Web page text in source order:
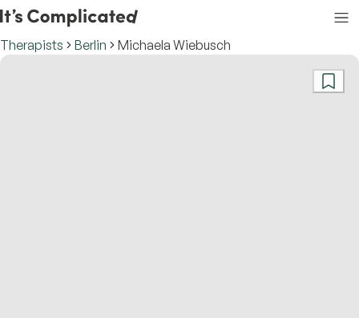
Therapists Berlin Michaela Wiebusch